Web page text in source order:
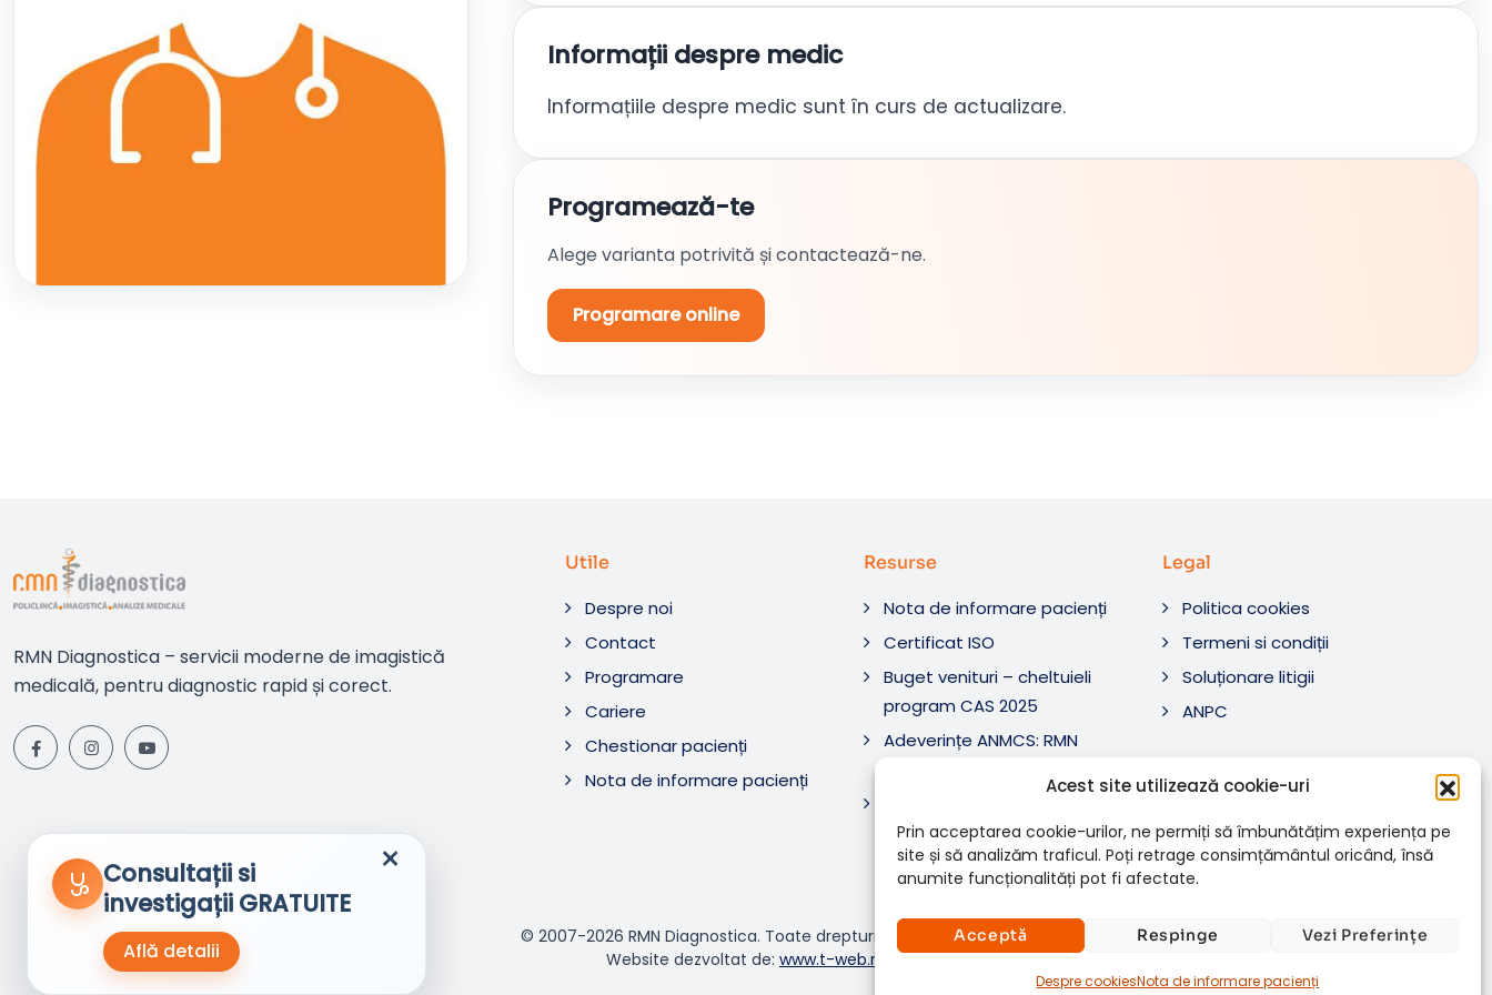
Acest site utilizează cookie-uri
Prin acceptarea cookie-urilor, ne permiți să îmbunătățim experiența pe
site și să analizăm traficul. Poți retrage consimțământul oricând, însă
anumite funcționalități pot fi afectate.
Acceptă Respinge Vezi Preferințe
Despre cookiesNota de informare pacienți
Informații despre medic
Informațiile despre medic sunt în curs de actualizare.
Programează-te
Alege varianta potrivită și contactează-ne.
Programare online
RMN Diagnostica – servicii moderne de imagistică
medicală, pentru diagnostic rapid și corect.
Utile
Despre noi
Contact
Programare
Cariere
Chestionar pacienți
Nota de informare pacienți
Resurse
Nota de informare pacienți
Certificat ISO
Buget venituri – cheltuieli
program CAS 2025
Adeverințe ANMCS: RMN
Diagnostica SRL
Legal
Politica cookies
Termeni si condiții
Soluționare litigii
ANPC
© 2007-2026 RMN Diagnostica. Toate drepturile rezervate.
Website dezvoltat de: www.t-web.ro
×
Consultații si
investigații GRATUITE
Află detalii